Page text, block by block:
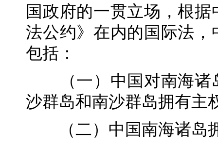
国政府的一贯立场，根
法公约》在内的国际法
包括：
（一）中国对南海诸
沙群岛和南沙群岛拥有主
（二）中国南海诸岛